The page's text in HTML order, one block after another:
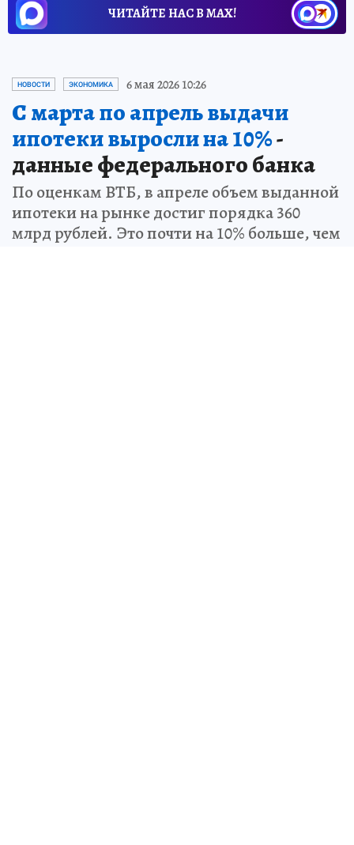
ЧИТАЙТЕ НАС В МАХ!
НОВОСТИ ЭКОНОМИКА 6 мая 2026 10:26
С марта по апрель выдачи
ипотеки выросли на 10%-
данные федерального банка
По оценкам ВТБ, в апреле объем выданной
ипотеки на рынке достиг порядка 360
млрд рублей. Это почти на 10% больше, чем